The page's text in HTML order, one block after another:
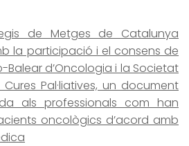
de Metges de Catalunya
la participació i el consens de
d’Oncologia i la Societat
Pal·liatives, un document
als professionals com han
oncològics d’acord amb